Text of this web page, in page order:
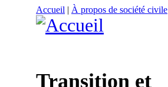
Accueil | À propos de société civile
Transition et